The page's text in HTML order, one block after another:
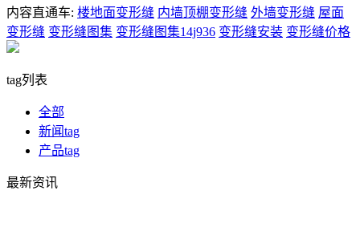
内容直通车: 楼地面变形缝 内墙顶棚变形缝 外墙变形缝 屋面
变形缝 变形缝图集 变形缝图集14j936 变形缝安装 变形缝价格
tag列表
全部
新闻tag
产品tag
最新资讯